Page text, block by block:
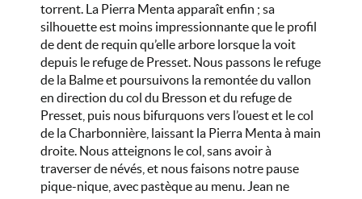
torrent. La Pierra Menta apparaît enfin ; sa
silhouette est moins impressionnante que le profil
de dent de requin qu’elle arbore lorsque la voit
depuis le refuge de Presset. Nous passons le refuge
de la Balme et poursuivons la remontée du vallon
en direction du col du Bresson et du refuge de
Presset, puis nous bifurquons vers l’ouest et le col
de la Charbonnière, laissant la Pierra Menta à main
droite. Nous atteignons le col, sans avoir à
traverser de névés, et nous faisons notre pause
pique-nique, avec pastèque au menu. Jean ne